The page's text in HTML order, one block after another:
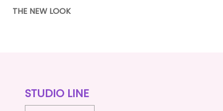
THE NEW LOOK
STUDIO LINE